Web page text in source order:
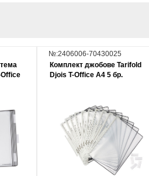
№:2406006-70430025
Комплект джобове Tarifold
Djois T-Office A4 5 бр.